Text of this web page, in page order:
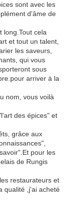
sont avec les
d'âme de
long.Tout cela
et tout un talent,
les saveurs,
qui vous
sous
arriver à la
nom, vous voilà
des épices" et
grâce aux
pour les
de Rungis
restaurateurs et
qualité ,j'ai acheté